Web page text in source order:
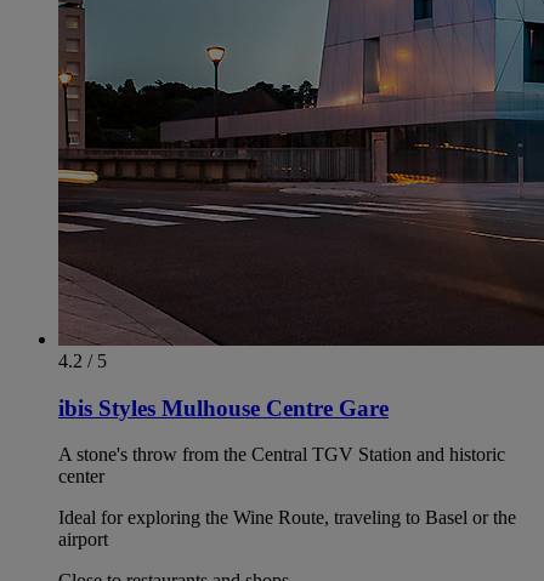
4.2 / 5
ibis Styles Mulhouse Centre Gare
A stone's throw from the Central TGV Station and historic
center
Ideal for exploring the Wine Route, traveling to Basel or the
airport